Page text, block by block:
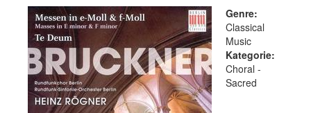
Genre:
Classical
Music
Kategorie:
Choral -
Sacred